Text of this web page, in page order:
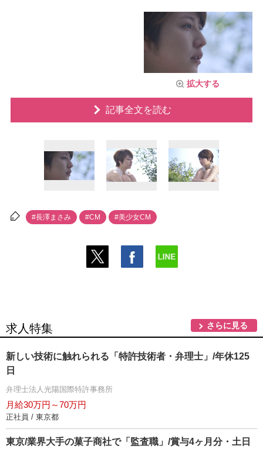
拡大する
記事全文を読む
#長澤まさみ #CM #美少女CM
求人特集 さらに見る
新しい技術に触れられる「特許技術者・弁理士」/年休125
日
弁理士法人光陽国際特許事務所
月給30万円～70万円
正社員 / 東京都
東京/業界大手の菓子商社で「監査職」/賞与4ヶ月分・土日